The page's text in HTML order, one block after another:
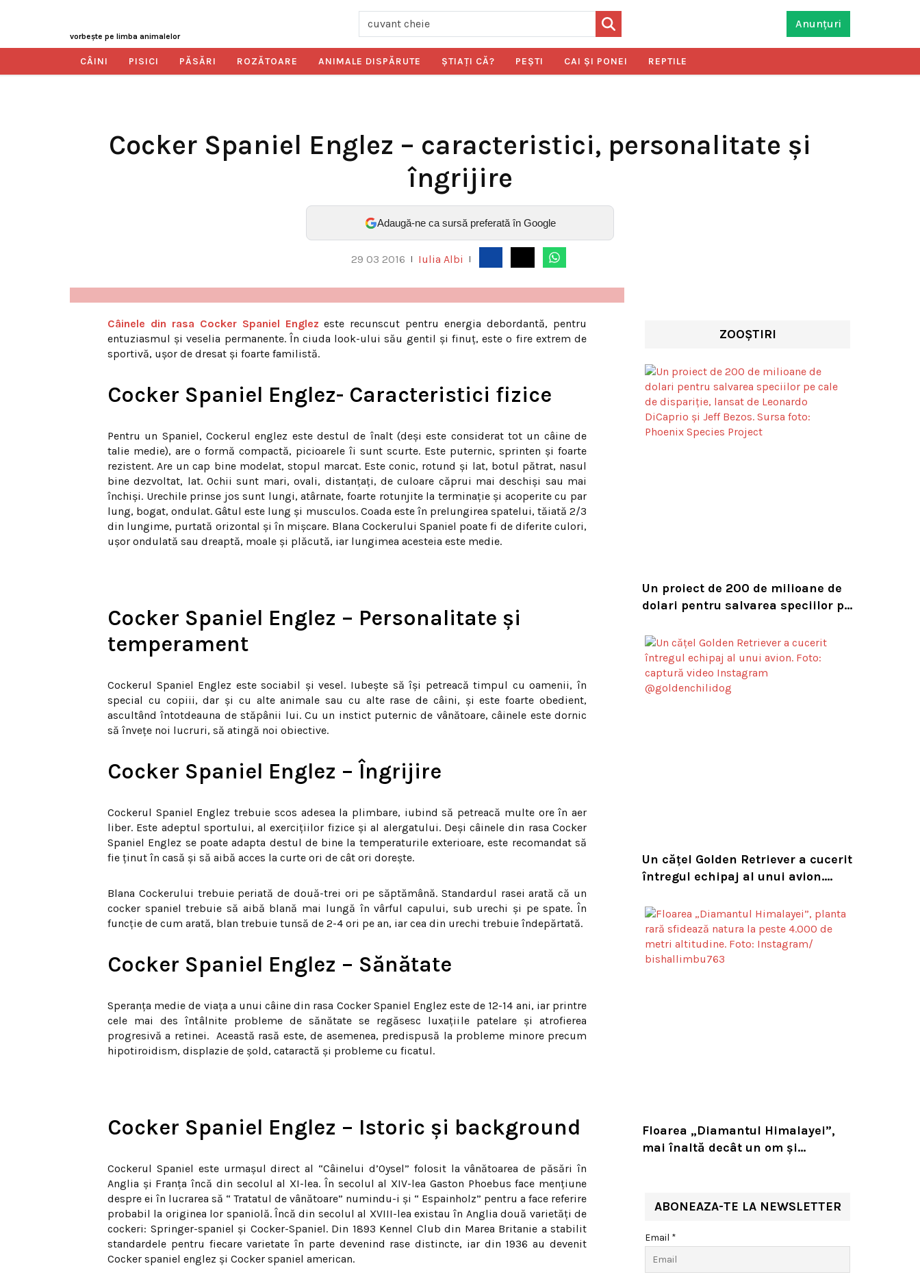
vorbeşte pe limba animalelor
Anunțuri
CÂINI PISICI PĂSĂRI ROZĂTOARE ANIMALE DISPĂRUTE ŞTIAŢI CĂ? PEŞTI CAI ŞI PONEI REPTILE
Cocker Spaniel Englez – caracteristici, personalitate și
îngrijire
Adaugă-ne ca sursă preferată în Google
29 03 2016 Iulia Albi
Câinele din rasa Cocker Spaniel Englez este recunscut pentru energia debordantă, pentru
entuziasmul și veselia permanente. În ciuda look-ului său gentil și finuț, este o fire extrem de
sportivă, ușor de dresat și foarte familistă.
Cocker Spaniel Englez- Caracteristici fizice
Pentru un Spaniel, Cockerul englez este destul de înalt (deși este considerat tot un câine de
talie medie), are o formă compactă, picioarele îi sunt scurte. Este puternic, sprinten şi foarte
rezistent. Are un cap bine modelat, stopul marcat. Este conic, rotund şi lat, botul pătrat, nasul
bine dezvoltat, lat. Ochii sunt mari, ovali, distanţaţi, de culoare căprui mai deschişi sau mai
închişi. Urechile prinse jos sunt lungi, atârnate, foarte rotunjite la terminaţie şi acoperite cu par
lung, bogat, ondulat. Gâtul este lung şi musculos. Coada este în prelungirea spatelui, tăiată 2/3
din lungime, purtată orizontal şi în mişcare. Blana Cockerului Spaniel poate fi de diferite culori,
ușor ondulată sau dreaptă, moale și plăcută, iar lungimea acesteia este medie.
Cocker Spaniel Englez – Personalitate și
temperament
Cockerul Spaniel Englez este sociabil și vesel. Iubește să își petreacă timpul cu oamenii, în
special cu copiii, dar și cu alte animale sau cu alte rase de câini, și este foarte obedient,
ascultând întotdeauna de stăpânii lui. Cu un instict puternic de vânătoare, câinele este dornic
să învețe noi lucruri, să atingă noi obiective.
Cocker Spaniel Englez – Îngrijire
Cockerul Spaniel Englez trebuie scos adesea la plimbare, iubind să petreacă multe ore în aer
liber. Este adeptul sportului, al exercițiilor fizice și al alergatului. Deși câinele din rasa Cocker
Spaniel Englez se poate adapta destul de bine la temperaturile exterioare, este recomandat să
fie ținut în casă și să aibă acces la curte ori de cât ori dorește.
Blana Cockerului trebuie periată de două-trei ori pe săptămână. Standardul rasei arată că un
cocker spaniel trebuie să aibă blană mai lungă în vârful capului, sub urechi şi pe spate. În
funcţie de cum arată, blan trebuie tunsă de 2-4 ori pe an, iar cea din urechi trebuie îndepărtată.
Cocker Spaniel Englez – Sănătate
Speranța medie de viața a unui câine din rasa Cocker Spaniel Englez este de 12-14 ani, iar printre
cele mai des întâlnite probleme de sănătate se regăsesc luxațiile patelare și atrofierea
progresivă a retinei. Această rasă este, de asemenea, predispusă la probleme minore precum
hipotiroidism, displazie de șold, cataractă și probleme cu ficatul.
Cocker Spaniel Englez – Istoric și background
Cockerul Spaniel este urmaşul direct al “Câinelui d’Oysel” folosit la vânătoarea de păsări în
Anglia şi Franţa încă din secolul al XI-lea. În secolul al XIV-lea Gaston Phoebus face menţiune
despre ei în lucrarea să “ Tratatul de vânătoare” numindu-i şi “ Espainholz” pentru a face referire
probabil la originea lor spaniolă. Încă din secolul al XVIII-lea existau în Anglia două varietăţi de
cockeri: Springer-spaniel şi Cocker-Spaniel. Din 1893 Kennel Club din Marea Britanie a stabilit
standardele pentru fiecare varietate în parte devenind rase distincte, iar din 1936 au devenit
Cocker spaniel englez şi Cocker spaniel american.
ZOOȘTIRI
Un proiect de 200 de milioane de
dolari pentru salvarea speciilor pe
Leonardo DiCaprio și Jeff Bezos
Un cățel Golden Retriever a cucerit
întregul echipaj al unui avion.
devenit virală
Floarea „Diamantul Himalayei”,
mai înaltă decât un om și
natura la peste 4.000 de metri
ABONEAZA-TE LA NEWSLETTER
Email *